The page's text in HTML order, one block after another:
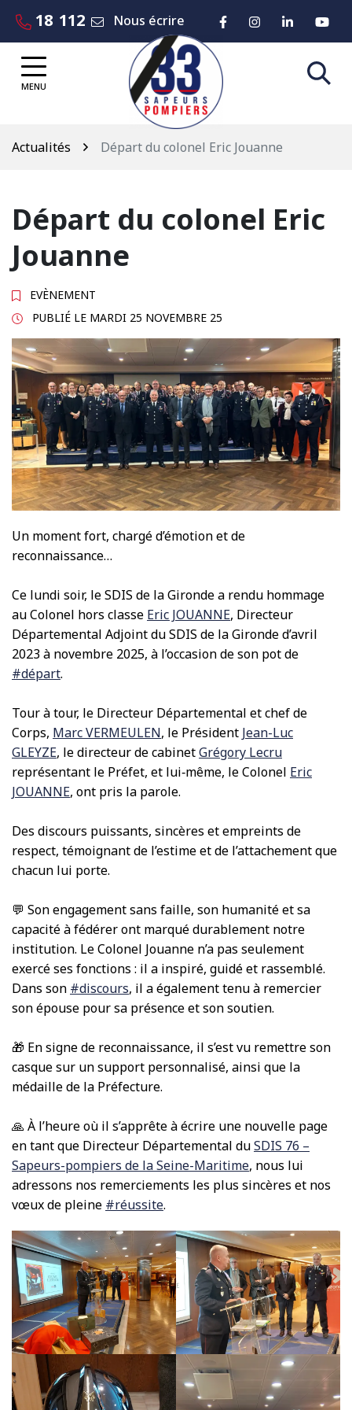
contenu
18 112 Nous écrire Lien vers le compte
Lien vers le
Lien vers
MENU
Actualités Départ du colonel Eric Jouanne
Départ du colonel Eric
Jouanne
EVÈNEMENT
PUBLIÉ LE MARDI 25 NOVEMBRE 25
Un moment fort, chargé d’émotion et de
reconnaissance…
Ce lundi soir, le SDIS de la Gironde a rendu hommage
au Colonel hors classe Eric JOUANNE, Directeur
Départemental Adjoint du SDIS de la Gironde d’avril
2023 à novembre 2025, à l’occasion de son pot de
#départ.
Tour à tour, le Directeur Départemental et chef de
Corps, Marc VERMEULEN, le Président Jean-Luc
GLEYZE, le directeur de cabinetGrégory Lecru
représentant le Préfet, et lui‑même, le Colonel Eric
JOUANNE, ont pris la parole.
Des discours puissants, sincères et empreints de
respect, témoignant de l’estime et de l’attachement que
chacun lui porte.
💬 Son engagement sans faille, son humanité et sa
capacité à fédérer ont marqué durablement notre
institution. Le Colonel Jouanne n’a pas seulement
exercé ses fonctions : il a inspiré, guidé et rassemblé.
Dans son #discours, il a également tenu à remercier
son épouse pour sa présence et son soutien.
🎁 En signe de reconnaissance, il s’est vu remettre son
casque sur un support personnalisé, ainsi que la
médaille de la Préfecture.
🙏 À l’heure où il s’apprête à écrire une nouvelle page
en tant que Directeur Départemental duSDIS 76 –
Sapeurs-pompiers de la Seine-Maritime, nous lui
adressons nos remerciements les plus sincères et nos
vœux de pleine #réussite.